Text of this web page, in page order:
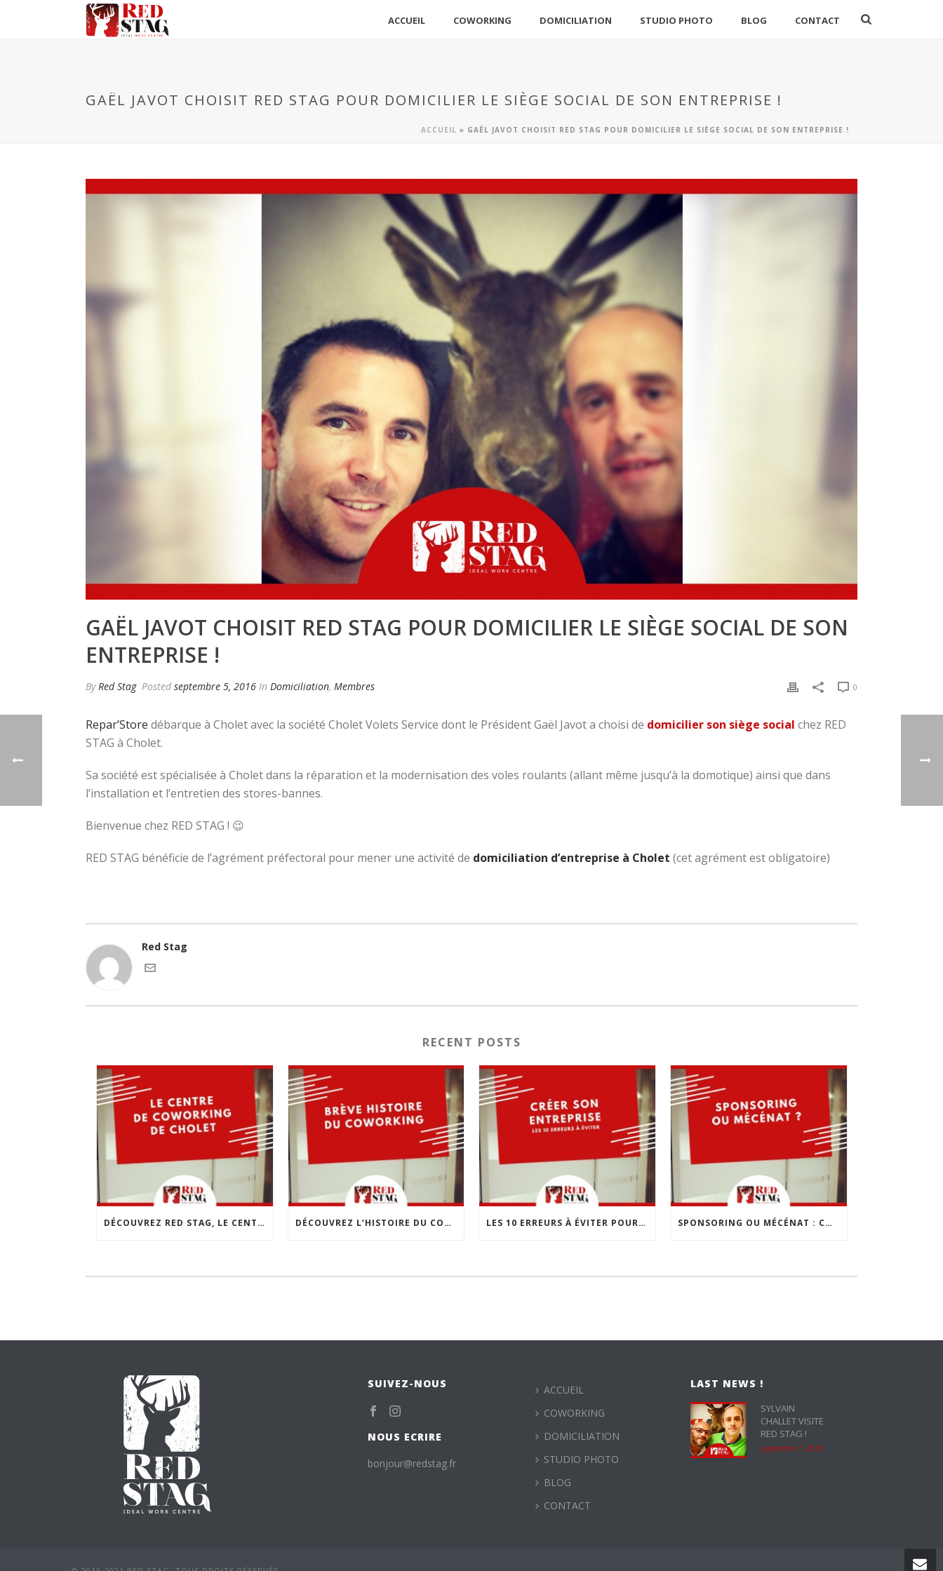
ACCUEIL COWORKING DOMICILIATION STUDIO PHOTO BLOG CONTACT
GAËL JAVOT CHOISIT RED STAG POUR DOMICILIER LE SIÈGE SOCIAL DE SON ENTREPRISE !
ACCUEIL » GAËL JAVOT CHOISIT RED STAG POUR DOMICILIER LE SIÈGE SOCIAL DE SON ENTREPRISE !
GAËL JAVOT CHOISIT RED STAG POUR DOMICILIER LE SIÈGE SOCIAL DE SON
ENTREPRISE !
ByRed Stag Posted septembre 5, 2016 In Domiciliation, Membres 0
Repar’Store débarque à Cholet avec la société Cholet Volets Service dont le Président Gaël Javot a choisi de domicilier son siège social chez RED
STAG à Cholet.
Sa société est spécialisée à Cholet dans la réparation et la modernisation des voles roulants (allant même jusqu’à la domotique) ainsi que dans
l’installation et l’entretien des stores-bannes.
Bienvenue chez RED STAG ! 😉
RED STAG bénéficie de l’agrément préfectoral pour mener une activité de domiciliation d’entreprise à Cholet (cet agrément est obligatoire)
Red Stag
RECENT POSTS
DÉCOUVREZ RED STAG, LE CENTRE DE COWORKING DE CHOLET DÉCOUVREZ L’HISTOIRE DU COWORKING : UNE RÉVOLUTION DANS LE MONDE DU TRAVAIL LES 10 ERREURS À ÉVITER POUR CRÉER SON ENTREPRISE SPONSORING OU MÉCÉNAT : COMMENT CHOISIR ?
SUIVEZ-NOUS
NOUS ECRIRE
bonjour@redstag.fr
ACCUEIL
COWORKING
DOMICILIATION
STUDIO PHOTO
BLOG
CONTACT
LAST NEWS !
SYLVAIN
CHALLET VISITE
RED STAG !
septembre 7, 2015